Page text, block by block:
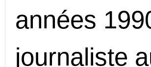
années
journaliste